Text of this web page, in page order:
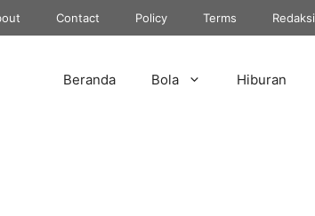
Contact Policy Terms Redaksi
Beranda Bola Hiburan